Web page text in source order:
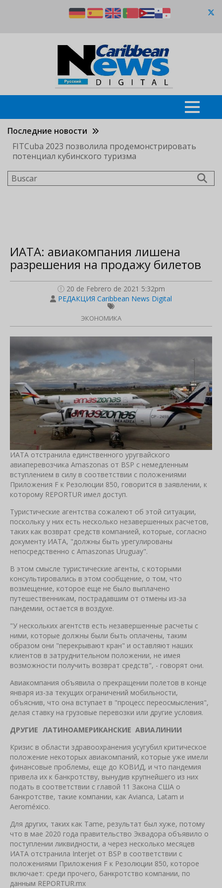
Последние новости
FITCuba 2023 позволила продемонстрировать
потенциал кубинского туризма
Buscar
ИАТА: авиакомпания лишена
разрешения на продажу билетов
20 de Febrero de 2021 5:32pm
РЕДАКЦИЯ Caribbean News Digital
ЭКОНОМИКА
ИАТА отстранила единственного уругвайского
авиаперевозчика Amaszonas от BSP с немедленным
вступлением в силу в соответствии с положениями
Приложения F к Резолюции 850, говорится в заявлении, к
которому REPORTUR имел доступ.
Туристические агентства сожалеют об этой ситуации,
поскольку у них есть несколько незавершенных расчетов,
таких как возврат средств компанией, которые, согласно
документу ИАТА, "должны быть урегулированы
непосредственно с Amaszonas Uruguay".
В этом смысле туристические агенты, с которыми
консультировались в этом сообщение, о том, что
возмещение, которое еще не было выплачено
путешественникам, пострадавшим от отмены из-за
пандемии, остается в воздухе.
"У нескольких агентств есть незавершенные расчеты с
ними, которые должны были быть оплачены, таким
образом они "перекрывают кран" и оставляют наших
клиентов в затруднительном положении, не имея
возможности получить возврат средств", - говорят они.
Авиакомпания объявила о прекращении полетов в конце
января из-за текущих ограничений мобильности,
объяснив, что она вступает в "процесс переосмысления",
делая ставку на грузовые перевозки или другие условия.
ДРУГИЕ ЛАТИНОАМЕРИКАНСКИЕ АВИАЛИНИИ
Кризис в области здравоохранения усугубил критическое
положение некоторых авиакомпаний, которые уже имели
финансовые проблемы, еще до КОВИД, и что пандемия
привела их к банкротству, вынудив крупнейшего из них
подать в соответствии с главой 11 Закона США о
банкротстве, такие компании, как Avianca, Latam и
Aeroméxico.
Для других, таких как Tame, результат был хуже, потому
что в мае 2020 года правительство Эквадора объявило о
поступлении ликвидности, а через несколько месяцев
ИАТА отстранила Interjet от BSP в соответствии с
положениями Приложения F к Резолюции 850, которое
включает: среди прочего, банкротство компании, по
данным REPORTUR.mx